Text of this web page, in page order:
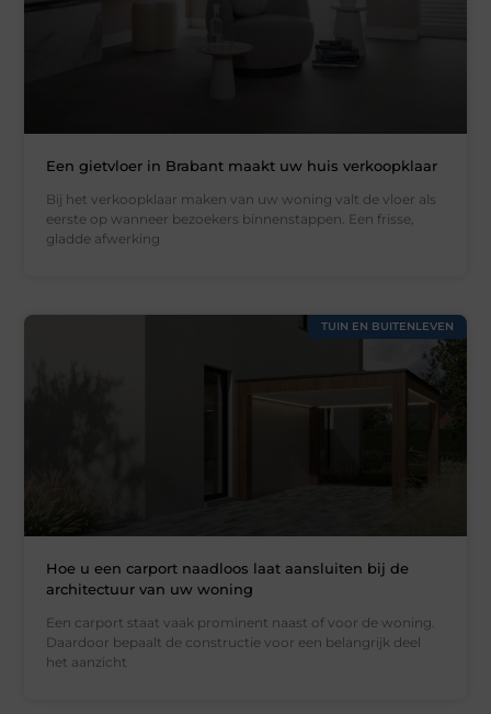
Een gietvloer in Brabant maakt uw huis verkoopklaar
Bij het verkoopklaar maken van uw woning valt de vloer als
eerste op wanneer bezoekers binnenstappen. Een frisse,
gladde afwerking
TUIN EN BUITENLEVEN
Hoe u een carport naadloos laat aansluiten bij de
architectuur van uw woning
Een carport staat vaak prominent naast of voor de woning.
Daardoor bepaalt de constructie voor een belangrijk deel
het aanzicht